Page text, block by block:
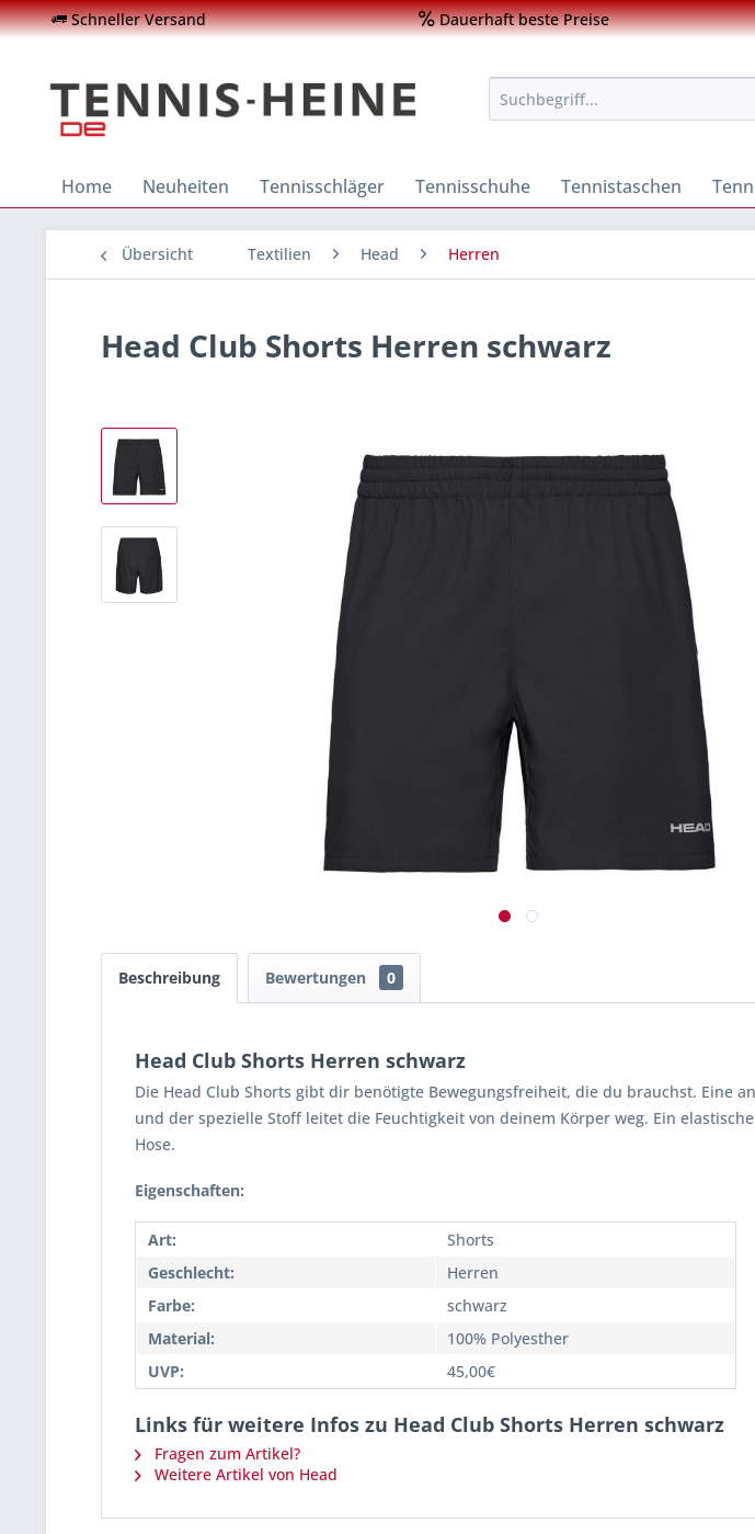
Schneller Versand Dauerhaft beste Preise
Home Neuheiten Tennisschläger Tennisschuhe Tennistaschen
Übersicht Textilien Head Herren
Head Club Shorts Herren schwarz
Beschreibung Bewertungen 0
Head Club Shorts Herren schwarz
Die Head Club Shorts gibt dir benötigte Bewegungsfreiheit, die du brauchst.
und der spezielle Stoff leitet die Feuchtigkeit von deinem Körper weg. Ein
Hose.
Eigenschaften:
Art:
Shorts
Geschlecht:
Herren
Farbe:
schwarz
Material:
100% Polyesther
UVP:
45,00€
Links für weitere Infos zu Head Club Shorts Herren schwarz
Fragen zum Artikel?
Weitere Artikel von Head